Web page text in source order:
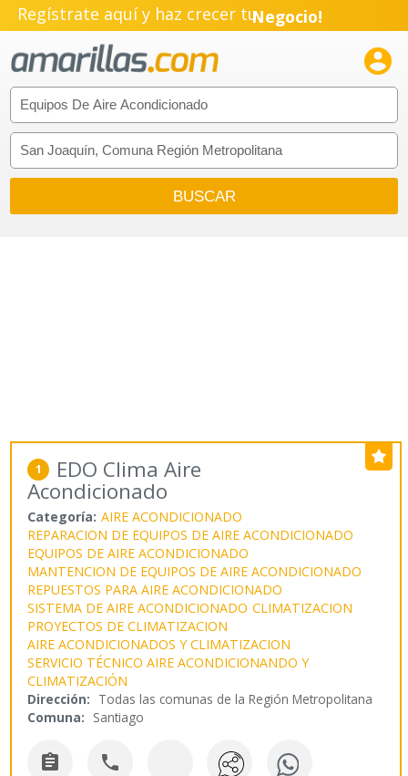
Regístrate aquí y haz crecer tuNegocio!
Emprendimiento!

1 EDO Clima Aire
Acondicionado
Categoría: AIRE ACONDICIONADO
REPARACION DE EQUIPOS DE AIRE ACONDICIONADO
EQUIPOS DE AIRE ACONDICIONADO
MANTENCION DE EQUIPOS DE AIRE ACONDICIONADO
REPUESTOS PARA AIRE ACONDICIONADO
SISTEMA DE AIRE ACONDICIONADO CLIMATIZACION
PROYECTOS DE CLIMATIZACION
AIRE ACONDICIONADOS Y CLIMATIZACION
SERVICIO TÉCNICO AIRE ACONDICIONANDO Y
CLIMATIZACIÓN
Dirección: Todas las comunas de la Región Metropolitana
Comuna: Santiago
 